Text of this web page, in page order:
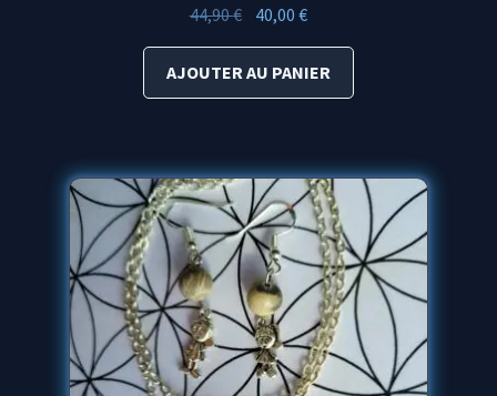
44,90€ Le
initial
était :
40,00€Le
actuel
est :
AJOUTER AU PANIER